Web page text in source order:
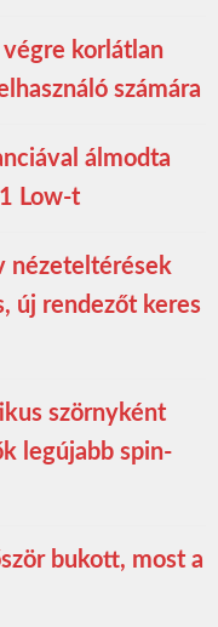
korlátlan
számára
álmodta
Low-t
nézeteltérések
új rendezőt keres
szörnyként
legújabb spin-
bukott, most a